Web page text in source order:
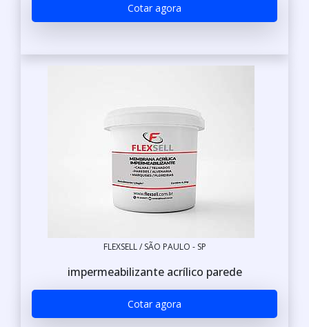
Cotar agora
FLEXSELL / SÃO PAULO - SP
impermeabilizante acrílico parede
Cotar agora